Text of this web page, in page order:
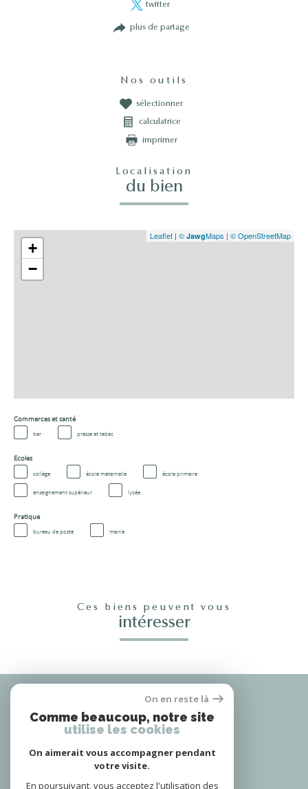
twitter
plus de partage
Nos outils
sélectionner
calculatrice
imprimer
Localisation
du bien
+
−
Leaflet | © JawgMaps | © OpenStreetMap
Commerces et santé
bar presse et tabac
Ecoles
collège école maternelle école primaire
enseignement supérieur lycée
Pratique
bureau de poste mairie
Ces biens peuvent vous
intéresser
adhérons
Nous
suivre
On en reste là
Comme beaucoup, notre site
utilise les cookies
On aimerait vous accompagner pendant
votre visite.
En poursuivant, vous acceptez l'utilisation des